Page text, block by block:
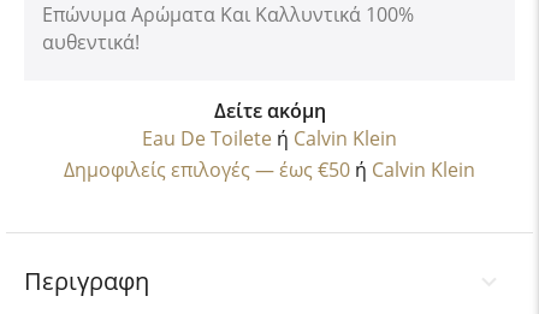
Επώνυμα Αρώματα Και Καλλυντικά 100%
αυθεντικά!
Δείτε ακόμη
Eau De Toilete ή Calvin Klein
Δημοφιλείς επιλογές — έως €50 ή Calvin Klein
Περιγραφη